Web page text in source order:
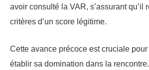
avoir consulté la VAR, s’assurant qu’il
critères d’un score légitime.
Cette avance précoce est cruciale
établir sa domination dans la